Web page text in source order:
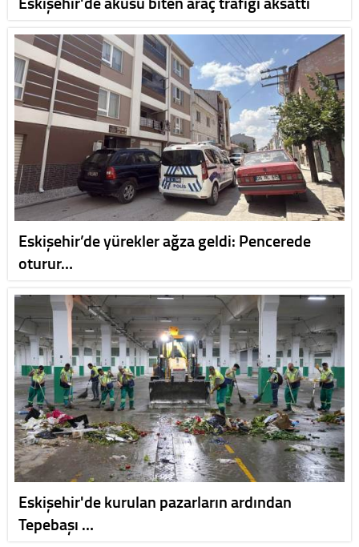
Eskişehir’de yürekler ağza geldi: Pencerede
oturur…
Eskişehir'de kurulan pazarların ardından
Tepebaşı …